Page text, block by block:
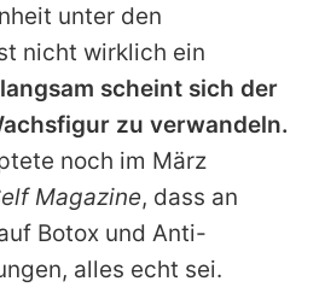
Impressum
verwalten
unter den
nicht wirklich ein
scheint sich der
zu verwandeln.
noch im März
Magazine, dass an
Botox und Anti-
alles echt sei.